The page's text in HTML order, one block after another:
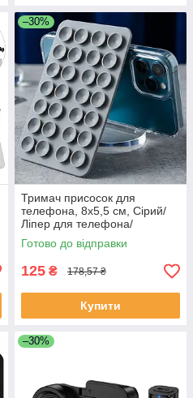
–30%
Тримач присосок для
телефона, 8х5,5 см, Сірий/
Ліпер для телефона/
Силіконовий тримач із
присосками на чохол
Готово до відправки
125 ₴ 178,57 ₴
Купити
–30%